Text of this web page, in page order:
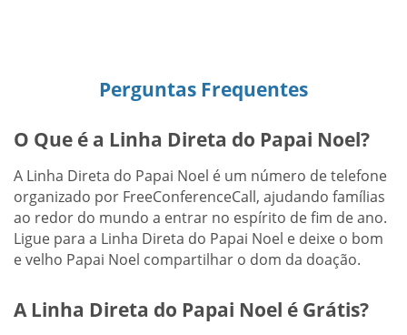
Perguntas Frequentes
O Que é a Linha Direta do Papai Noel?
A Linha Direta do Papai Noel é um número de telefone
organizado por FreeConferenceCall, ajudando famílias
ao redor do mundo a entrar no espírito de fim de ano.
Ligue para a Linha Direta do Papai Noel e deixe o bom
e velho Papai Noel compartilhar o dom da doação.
A Linha Direta do Papai Noel é Grátis?